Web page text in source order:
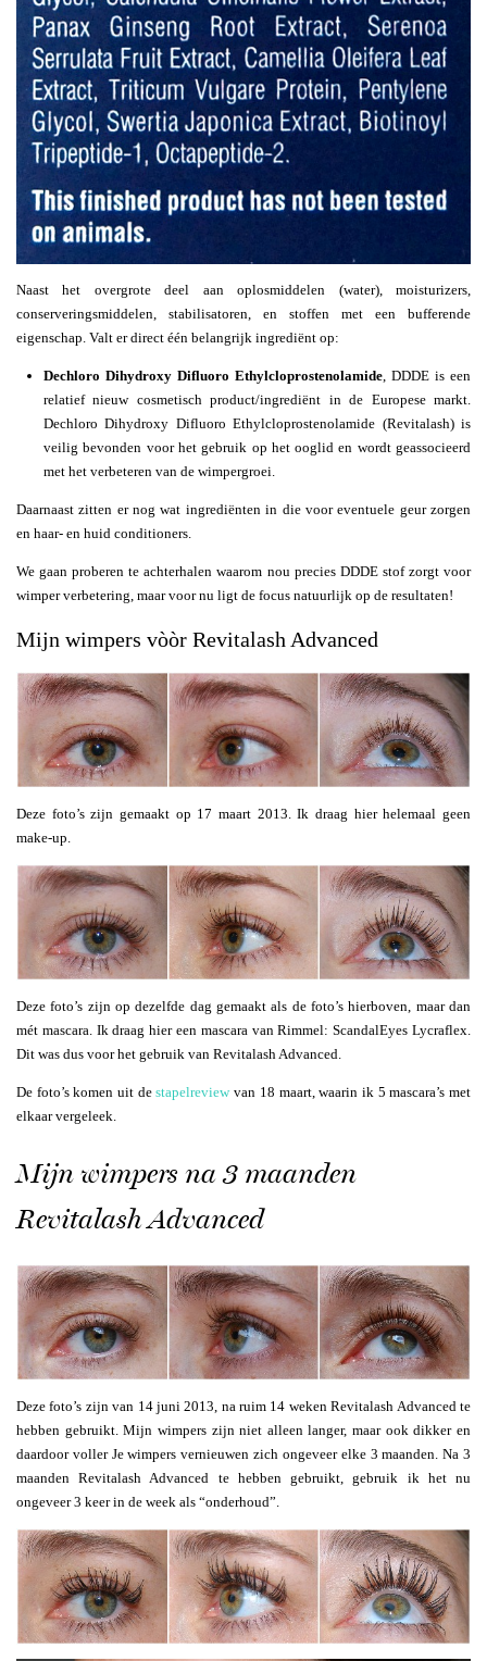
Naast het overgrote deel aan oplosmiddelen (water), moisturizers,
conserveringsmiddelen, stabilisatoren, en stoffen met een bufferende
eigenschap. Valt er direct één belangrijk ingrediënt op:
Dechloro Dihydroxy Difluoro Ethylcloprostenolamide , DDDE is een
relatief nieuw cosmetisch product/ingrediënt in de Europese markt.
Dechloro Dihydroxy Difluoro Ethylcloprostenolamide (Revitalash) is
veilig bevonden voor het gebruik op het ooglid en wordt geassocieerd
met het verbeteren van de wimpergroei.
Daarnaast zitten er nog wat ingrediënten in die voor eventuele geur zorgen
en haar- en huid conditioners.
We gaan proberen te achterhalen waarom nou precies DDDE stof zorgt voor
wimper verbetering, maar voor nu ligt de focus natuurlijk op de resultaten!
Mijn wimpers vòòr Revitalash Advanced
Deze foto’s zijn gemaakt op 17 maart 2013. Ik draag hier helemaal geen
make-up.
Deze foto’s zijn op dezelfde dag gemaakt als de foto’s hierboven, maar dan
mét mascara. Ik draag hier een mascara van Rimmel: ScandalEyes Lycraflex.
Dit was dus voor het gebruik van Revitalash Advanced.
De foto’s komen uit destapelreviewvan 18 maart, waarin ik 5 mascara’s met
elkaar vergeleek.
Mijn wimpers na 3 maanden
Revitalash Advanced
Deze foto’s zijn van 14 juni 2013, na ruim 14 weken Revitalash Advanced te
hebben gebruikt. Mijn wimpers zijn niet alleen langer, maar ook dikker en
daardoor voller Je wimpers vernieuwen zich ongeveer elke 3 maanden. Na 3
maanden Revitalash Advanced te hebben gebruikt, gebruik ik het nu
ongeveer 3 keer in de week als “onderhoud”.